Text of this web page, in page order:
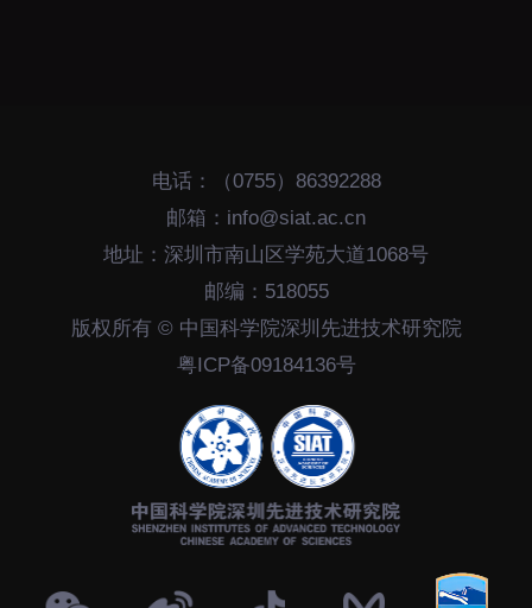
电话：（0755）86392288
邮箱：info@siat.ac.cn
地址：深圳市南山区学苑大道1068号
邮编：518055
版权所有 © 中国科学院深圳先进技术研究院
粤ICP备09184136号